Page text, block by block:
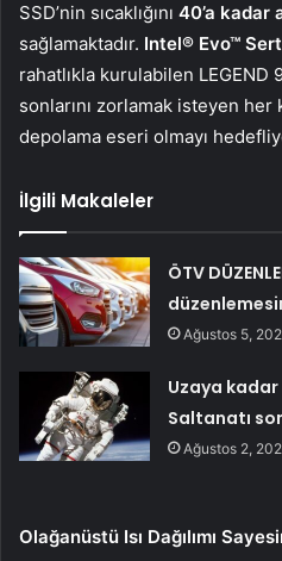
SSD’nin sıcaklığını 40’a kadar
sağlamaktadır. Intel® Evo™
rahatlıkla kurulabilen LEGEND
sonlarını zorlamak isteyen her
depolama eseri olmayı
İlgili Makaleler
ÖTV
Ağustos 5,
Uzaya
Saltanatı
Ağustos 2,
Olağanüstü Isı Dağılımı